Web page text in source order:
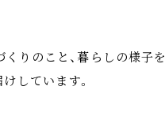
りのこと、暮らしの様子を
しています。